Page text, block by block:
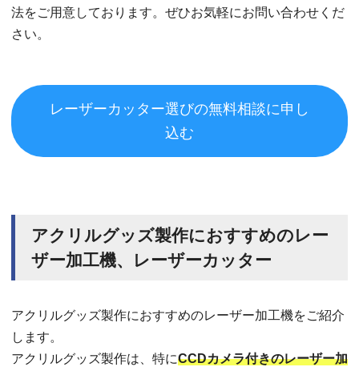
法をご用意しております。ぜひお気軽にお問い合わせくだ
さい。
レーザーカッター選びの無料相談に申し
込む
アクリルグッズ製作におすすめのレー
ザー加工機、レーザーカッター
アクリルグッズ製作におすすめのレーザー加工機をご紹介
します。
アクリルグッズ製作は、特にCCDカメラ付きのレーザー加